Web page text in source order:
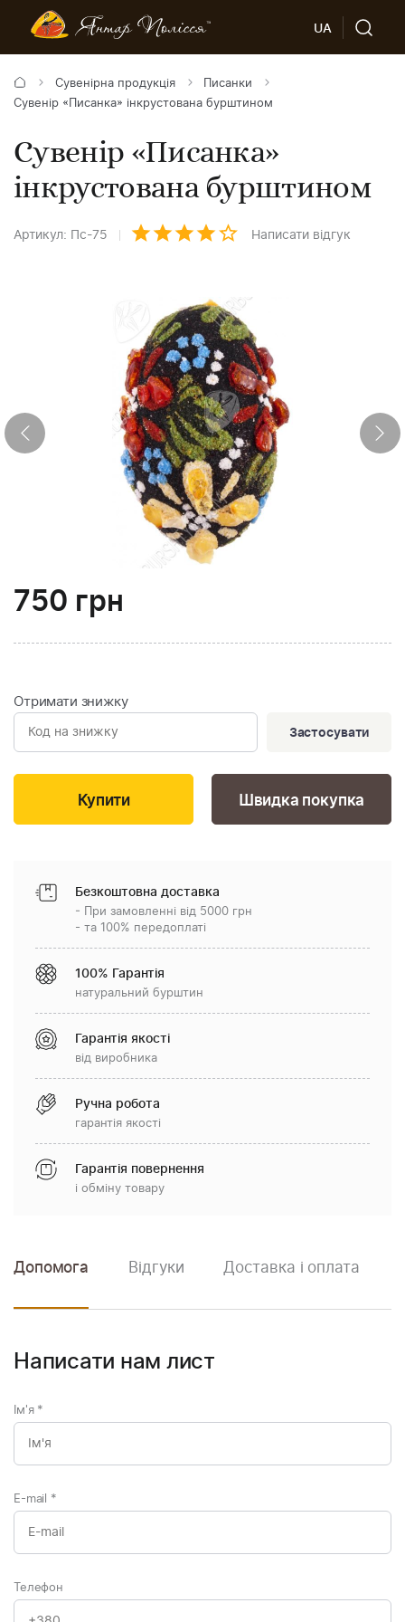
UA
Сувенірна продукція
Писанки
Сувенір «Писанка» інкрустована бурштином
Сувенір «Писанка»
інкрустована бурштином
Артикул: Пс-75 Написати відгук
750 грн
Отримати знижку
Застосувати
Швидка покупка
Безкоштовна доставка
- При замовленні від 5000 грн
- та 100% передоплаті
100% Гарантія
натуральний бурштин
Гарантія якості
від виробника
Ручна робота
гарантія якості
Гарантія повернення
і обміну товару
Допомога Відгуки Доставка і оплата
Написати нам лист
Ім'я *
E-mail *
Телефон